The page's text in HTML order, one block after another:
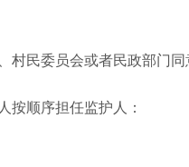
民委员会或者民政部门同
顺序担任监护人：